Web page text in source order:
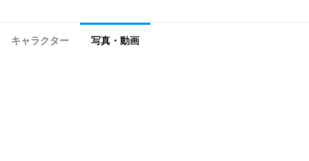
キャラクター 写真・動画